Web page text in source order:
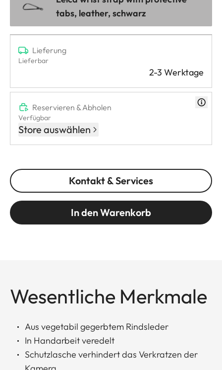
tabs, leather, schwarz
Lieferung
Lieferbar
2-3 Werktage
Reservieren & Abholen
Verfügbar
Store auswählen
Kontakt & Services
In den Warenkorb
Wesentliche Merkmale
Aus vegetabil gegerbtem Rindsleder
In Handarbeit veredelt
Schutzlasche verhindert das Verkratzen der